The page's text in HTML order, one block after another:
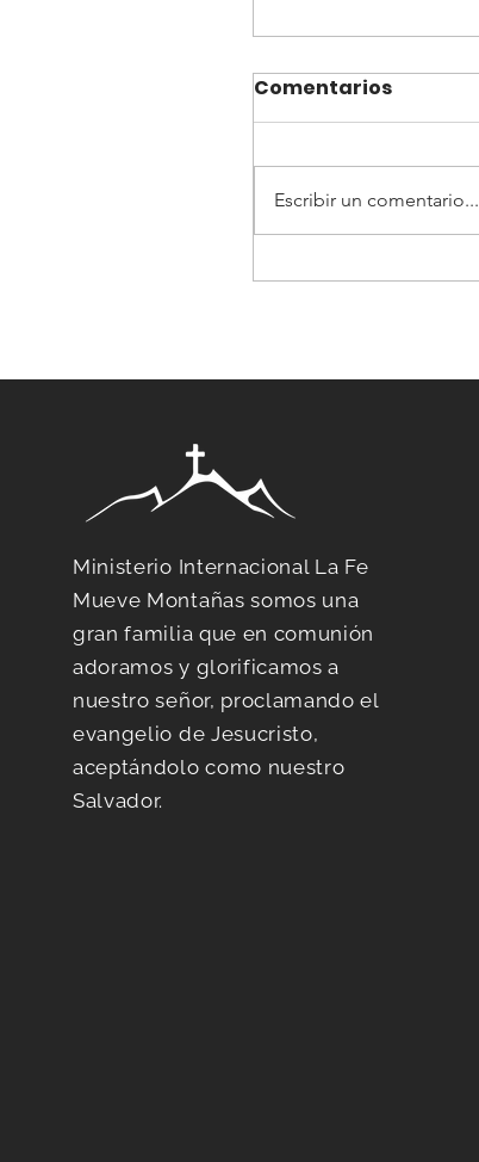
Cuando Todo Se
Comentarios
Escribir un comentario...
Ministerio Internacional La Fe
Mueve Montañas somos una
gran familia que en comunión
adoramos y glorificamos a
nuestro señor, proclamando el
evangelio de Jesucristo,
aceptándolo como nuestro
Salvador.